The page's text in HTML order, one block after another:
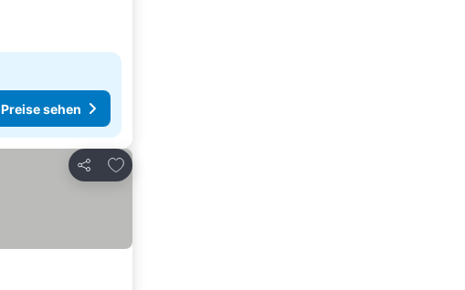
Preise sehen
Teilen
Zu Favoriten hinzufügen